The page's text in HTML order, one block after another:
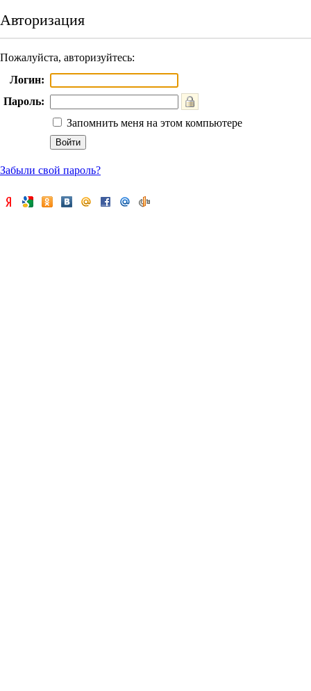
Авторизация
Пожалуйста, авторизуйтесь:
Логин:
Пароль:
Запомнить меня на этом компьютере
Забыли свой пароль?